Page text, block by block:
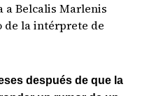
a Belcalis Marlenis
de la intérprete de
después de que la